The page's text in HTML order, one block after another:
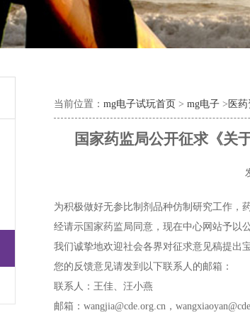
当前位置： mg电子试玩首页 > mg电子 > 医
国家药监局公开征求《关
为积极做好无参比制剂品种仿制研究工作，
经请示国家药监局同意，现在中心网站予以
我们诚挚地欢迎社会各界对征求意见稿提出
您的反馈意见请发到以下联系人的邮箱：
联系人：王佳、汪小燕
邮箱：wangjia@cde.org.cn，